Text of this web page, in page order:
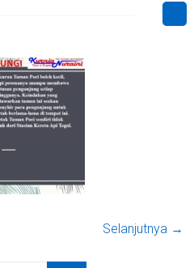
Selanjutnya →